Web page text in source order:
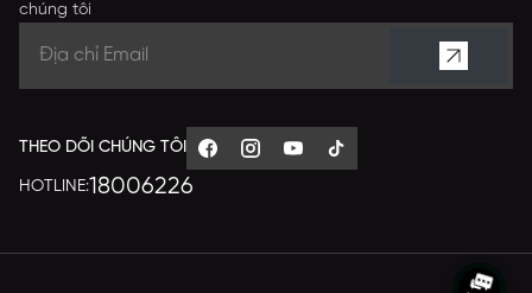
chúng tôi
THEO DÕI CHÚNG TÔI
HOTLINE:18006226